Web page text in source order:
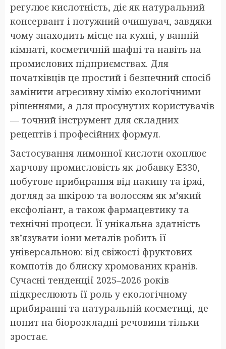
регулює кислотність, діє як натуральний
консервант і потужний очищувач, завдяки
чому знаходить місце на кухні, у ванній
кімнаті, косметичній шафці та навіть на
промислових підприємствах. Для
початківців це простий і безпечний спосіб
замінити агресивну хімію екологічними
рішеннями, а для просунутих користувачів
— точний інструмент для складних
рецептів і професійних формул.
Застосування лимонної кислоти охоплює
харчову промисловість як добавку Е330,
побутове прибирання від накипу та іржі,
догляд за шкірою та волоссям як м’який
ексфоліант, а також фармацевтику та
технічні процеси. Її унікальна здатність
зв’язувати іони металів робить її
універсальною: від свіжості фруктових
компотів до блиску хромованих кранів.
Сучасні тенденції 2025–2026 років
підкреслюють її роль у екологічному
прибиранні та натуральній косметиці, де
попит на біорозкладні речовини тільки
зростає.